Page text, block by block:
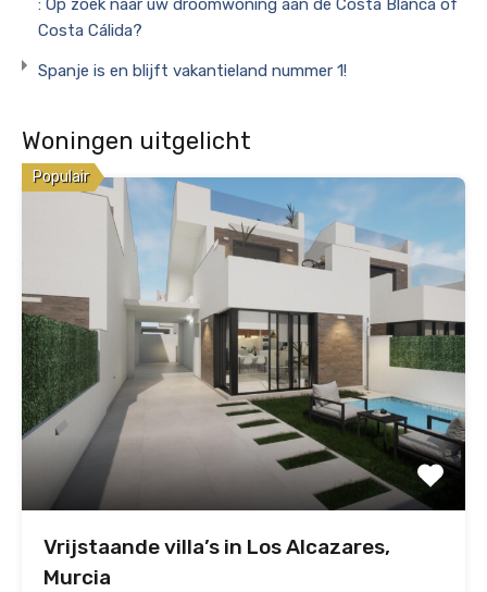
: Op zoek naar uw droomwoning aan de Costa Blanca of
Costa Cálida?
Spanje is en blijft vakantieland nummer 1!
Woningen uitgelicht
Populair
Vrijstaande villa’s in Los Alcazares,
Murcia